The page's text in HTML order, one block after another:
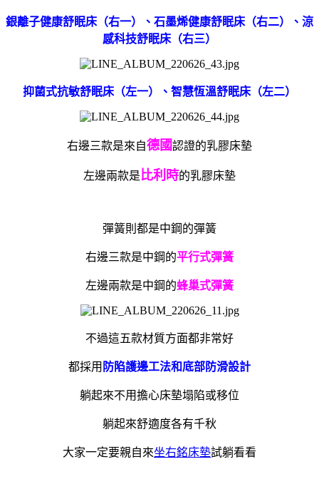
銀離子健康舒眠床（右一）、石墨烯健康舒眠床（右二）、涼
感科技舒眠床（右三）
抑菌式抗敏舒眠床（左一）、智慧恆溫舒眠床（左二）
右邊三款是來自德國認證的乳膠床墊
左邊兩款是比利時的乳膠床墊
彈簧則都是中鋼的彈簧
右邊三款是中鋼的平行式彈簧
左邊兩款是中鋼的蜂巢式彈簧
不過這五款材質方面都非常好
都採用 防陷護邊工法和底部防滑設計
躺起來不用擔心床墊塌陷或移位
躺起來舒適度各有千秋
大家一定要親自來坐右銘床墊試躺看看